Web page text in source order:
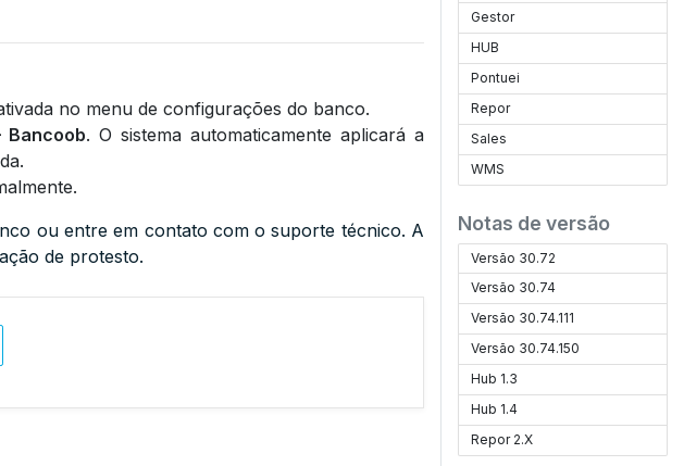
no menu de configurações do banco.
Bancoob. O sistema automaticamente aplicará a
ou entre em contato com o suporte técnico. A
de protesto.
Gestor
HUB
Pontuei
Repor
Sales
WMS
Notas de versão
Versão 30.72
Versão 30.74
Versão 30.74.111
Versão 30.74.150
Hub 1.3
Hub 1.4
Repor 2.X